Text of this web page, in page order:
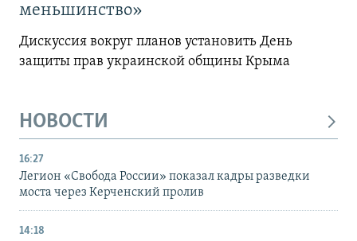
меньшинство»
Дискуссия вокруг планов установить День
защиты прав украинской общины Крыма
НОВОСТИ
16:27
Легион «Свобода России» показал кадры разведки
моста через Керченский пролив
14:18